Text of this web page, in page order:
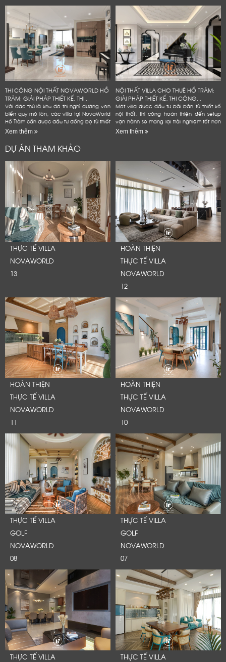
THI CÔNG NỘI THẤT NOVAWORLD HỒ
TRÀM: GIẢI PHÁP THIẾT KẾ, THI...
Với đặc thù là khu đô thị nghỉ dưỡng ven
biển quy mô lớn, các villa tại NovaWorld
Hồ Tràm cần được đầu tư đồng bộ từ thiết
kế nội thất, thi công hoàn thiện đến
Xem thêm
NỘI THẤT VILLA CHO THUÊ HỒ TRÀM:
GIẢI PHÁP THIẾT KẾ, THI CÔNG...
Một villa được đầu tư bài bản từ thiết kế
nội thất, thi công hoàn thiện đến setup
vận hành sẽ mang lại trải nghiệm tốt hơn
cho khách lưu trú, đồng thời giúp chủ đầu
Xem thêm
DỰ ÁN THAM KHẢO
THỰC TẾ VILLA
NOVAWORLD
13
HOÀN THIỆN
THỰC TẾ VILLA
NOVAWORLD
12
HOÀN THIỆN
THỰC TẾ VILLA
NOVAWORLD
11
HOÀN THIỆN
THỰC TẾ VILLA
NOVAWORLD
10
THỰC TẾ VILLA
GOLF
NOVAWORLD
08
THỰC TẾ VILLA
GOLF
NOVAWORLD
07
THỰC TẾ VILLA
THỰC TẾ VILLA